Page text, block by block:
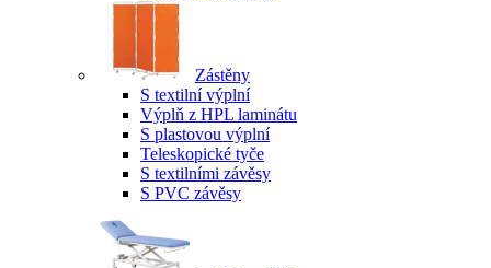
Zástěny
S textilní výplní
Výplň z HPL laminátu
S plastovou výplní
Teleskopické tyče
S textilními závěsy
S PVC závěsy